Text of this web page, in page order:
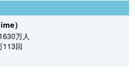
）
万人
113回